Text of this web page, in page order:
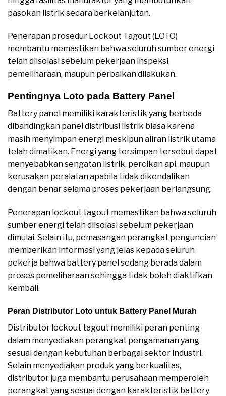
pasokan listrik secara berkelanjutan.
Penerapan prosedur Lockout Tagout (LOTO)
membantu memastikan bahwa seluruh sumber energi
telah diisolasi sebelum pekerjaan inspeksi,
pemeliharaan, maupun perbaikan dilakukan.
Pentingnya Loto pada Battery Panel
Battery panel memiliki karakteristik yang berbeda
dibandingkan panel distribusi listrik biasa karena
masih menyimpan energi meskipun aliran listrik utama
telah dimatikan. Energi yang tersimpan tersebut dapat
menyebabkan sengatan listrik, percikan api, maupun
kerusakan peralatan apabila tidak dikendalikan
dengan benar selama proses pekerjaan berlangsung.
Penerapan lockout tagout memastikan bahwa seluruh
sumber energi telah diisolasi sebelum pekerjaan
dimulai. Selain itu, pemasangan perangkat penguncian
memberikan informasi yang jelas kepada seluruh
pekerja bahwa battery panel sedang berada dalam
proses pemeliharaan sehingga tidak boleh diaktifkan
kembali.
Peran Distributor Loto untuk Battery Panel Murah
Distributor lockout tagout memiliki peran penting
dalam menyediakan perangkat pengamanan yang
sesuai dengan kebutuhan berbagai sektor industri.
Selain menyediakan produk yang berkualitas,
distributor juga membantu perusahaan memperoleh
perangkat yang sesuai dengan karakteristik battery